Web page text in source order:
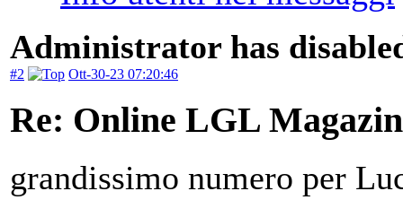
Administrator has
#2 Ott-30-23 07:20:46
Re: Online LGL
grandissimo numero per